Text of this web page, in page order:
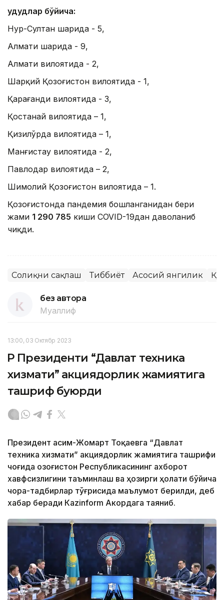
Ҳудудлар бўйича:
Нур-Султан шаҳрида - 5,
Алмати шаҳрида - 9,
Алмати вилоятида - 2,
Шарқий Қозоғистон вилоятида - 1,
Қарағанди вилоятида - 3,
Қостанай вилоятида – 1,
Қизилўрда вилоятида – 1,
Манғистау вилоятида - 2,
Павлодар вилоятида – 2,
Шимолий Қозоғистон вилоятида – 1.
Қозоғистонда пандемия бошланганидан бери
жами 1 290 785 киши COVID-19дан даволаниб
чиқди.
Соғлиқни сақлаш Тиббиёт Асосий янгилик ҚР
без автора
Муаллиф
13:00, 03 Октябр 2023
ҚР Президенти “Давлат техника
хизмати” акциядорлик жамиятига
ташриф буюрди
Президент Қасим-Жомарт Тоқаевга “Давлат
техника хизмати” акциядорлик жамиятига ташрифи
чоғида Қозоғистон Республикасининг ахборот
хавфсизлигини таъминлаш ва ҳозирги ҳолати бўйича
чора-тадбирлар тўғрисида маълумот берилди, деб
хабар беради Каzinform Акордага таяниб.